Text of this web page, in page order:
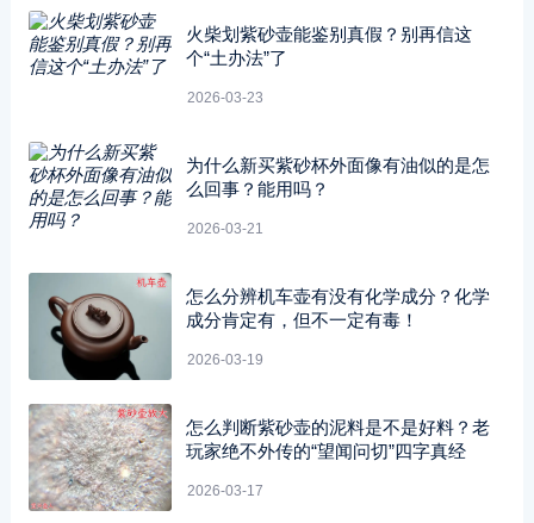
火柴划紫砂壶能鉴别真假？别再信这
个“土办法”了
2026-03-23
为什么新买紫砂杯外面像有油似的是怎
么回事？能用吗？
2026-03-21
怎么分辨机车壶有没有化学成分？化学
成分肯定有，但不一定有毒！
2026-03-19
怎么判断紫砂壶的泥料是不是好料？老
玩家绝不外传的“望闻问切”四字真经
2026-03-17